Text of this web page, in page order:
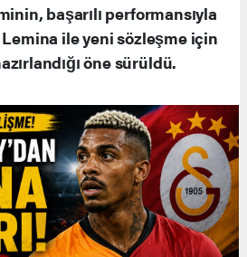
başarılı performansıyla
ile yeni sözleşme için
öne sürüldü.